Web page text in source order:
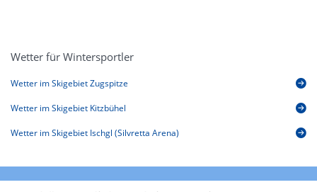
Wetter für Wintersportler
Wetter im Skigebiet Zugspitze
Wetter im Skigebiet Kitzbühel
Wetter im Skigebiet Ischgl (Silvretta Arena)